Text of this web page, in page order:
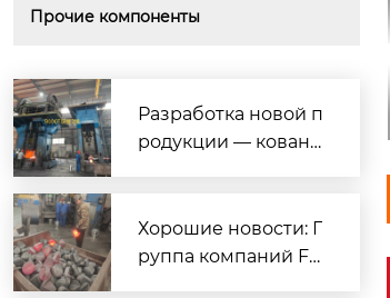
Прочие компоненты
Разработка новой п
родукции — кована
Хорошие новости: Г
руппа компаний Fe
Гидравлические опоры 100QE